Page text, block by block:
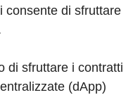
consente di sfruttare
di sfruttare i contratti
(dApp)